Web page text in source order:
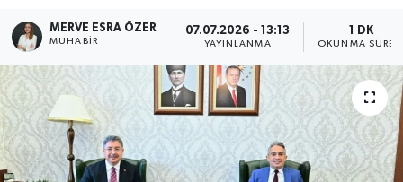
MERVE ESRA ÖZER
MUHABIR
07.07.2026 - 13:13
YAYINLANMA
1 DK
OKUNMA